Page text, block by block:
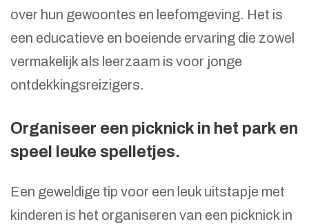
over hun gewoontes en leefomgeving. Het is
een educatieve en boeiende ervaring die zowel
vermakelijk als leerzaam is voor jonge
ontdekkingsreizigers.
Organiseer een picknick in het park en
speel leuke spelletjes.
Een geweldige tip voor een leuk uitstapje met
kinderen is het organiseren van een picknick in